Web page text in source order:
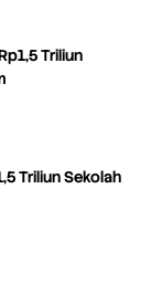
Triliun
Triliun Sekolah